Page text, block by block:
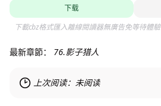
下载
下載cbz格式匯入離線閱讀器無廣告免等待體驗
最新章節： 76.影子猎人
上次阅读： 未阅读